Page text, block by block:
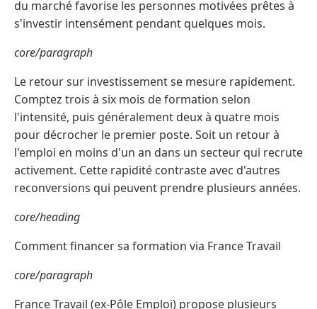
du marché favorise les personnes motivées prêtes à
s'investir intensément pendant quelques mois.
core/paragraph
Le retour sur investissement se mesure rapidement.
Comptez trois à six mois de formation selon
l'intensité, puis généralement deux à quatre mois
pour décrocher le premier poste. Soit un retour à
l'emploi en moins d'un an dans un secteur qui recrute
activement. Cette rapidité contraste avec d'autres
reconversions qui peuvent prendre plusieurs années.
core/heading
Comment financer sa formation via France Travail
core/paragraph
France Travail (ex-Pôle Emploi) propose plusieurs